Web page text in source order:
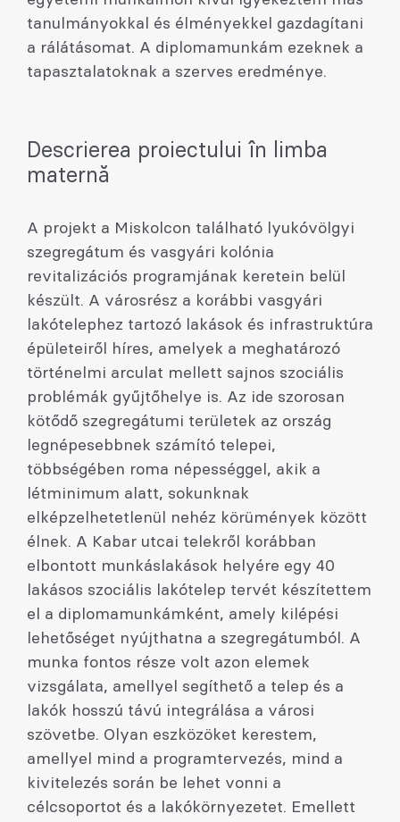
tanulmányokkal és élményekkel gazdagítani
a rálátásomat. A diplomamunkám ezeknek a
tapasztalatoknak a szerves eredménye.
Descrierea proiectului în limba
maternă
A projekt a Miskolcon található lyukóvölgyi
szegregátum és vasgyári kolónia
revitalizációs programjának keretein belül
készült. A városrész a korábbi vasgyári
lakótelephez tartozó lakások és infrastruktúra
épületeiről híres, amelyek a meghatározó
történelmi arculat mellett sajnos szociális
problémák gyűjtőhelye is. Az ide szorosan
kötődő szegregátumi területek az ország
legnépesebbnek számító telepei,
többségében roma népességgel, akik a
létminimum alatt, sokunknak
elképzelhetetlenül nehéz körümények között
élnek. A Kabar utcai telekről korábban
elbontott munkáslakások helyére egy 40
lakásos szociális lakótelep tervét készítettem
el a diplomamunkámként, amely kilépési
lehetőséget nyújthatna a szegregátumból. A
munka fontos része volt azon elemek
vizsgálata, amellyel segíthető a telep és a
lakók hosszú távú integrálása a városi
szövetbe. Olyan eszközöket kerestem,
amellyel mind a programtervezés, mind a
kivitelezés során be lehet vonni a
célcsoportot és a lakókörnyezetet. Emellett